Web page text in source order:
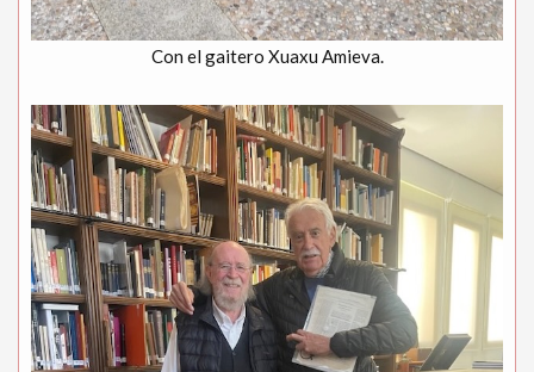
Con el gaitero Xuaxu Amieva.